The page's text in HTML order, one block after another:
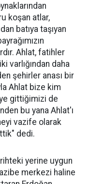
koşan atlar,
batıya taşıyan
Ahlat, fatihler
varlığından daha
şehirler anası bir
Ahlat bize kim
gittiğimizi de
bu yana Ahlat'ı
vazife olarak
dedi.
yerine uygun
merkezi haline